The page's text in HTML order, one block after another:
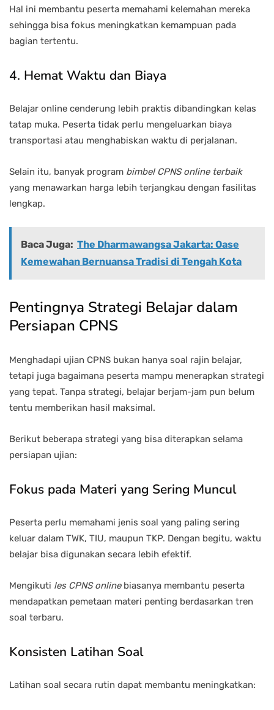
Hal ini membantu peserta memahami kelemahan mereka
sehingga bisa fokus meningkatkan kemampuan pada
bagian tertentu.
4. Hemat Waktu dan Biaya
Belajar online cenderung lebih praktis dibandingkan kelas
tatap muka. Peserta tidak perlu mengeluarkan biaya
transportasi atau menghabiskan waktu di perjalanan.
Selain itu, banyak program bimbel CPNS online terbaik
yang menawarkan harga lebih terjangkau dengan fasilitas
lengkap.
Baca Juga: The Dharmawangsa Jakarta: Oase
Kemewahan Bernuansa Tradisi di Tengah Kota
Pentingnya Strategi Belajar dalam
Persiapan CPNS
Menghadapi ujian CPNS bukan hanya soal rajin belajar,
tetapi juga bagaimana peserta mampu menerapkan strategi
yang tepat. Tanpa strategi, belajar berjam-jam pun belum
tentu memberikan hasil maksimal.
Berikut beberapa strategi yang bisa diterapkan selama
persiapan ujian:
Fokus pada Materi yang Sering Muncul
Peserta perlu memahami jenis soal yang paling sering
keluar dalam TWK, TIU, maupun TKP. Dengan begitu, waktu
belajar bisa digunakan secara lebih efektif.
Mengikuti les CPNS onlinebiasanya membantu peserta
mendapatkan pemetaan materi penting berdasarkan tren
soal terbaru.
Konsisten Latihan Soal
Latihan soal secara rutin dapat membantu meningkatkan: